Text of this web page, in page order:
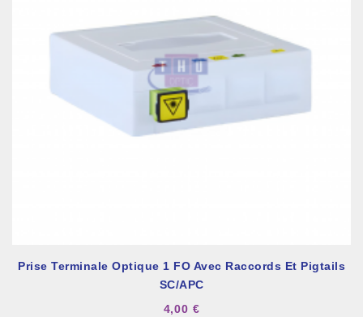
Prise Terminale Optique 1 FO Avec Raccords Et Pigtails
SC/APC
4,00 €